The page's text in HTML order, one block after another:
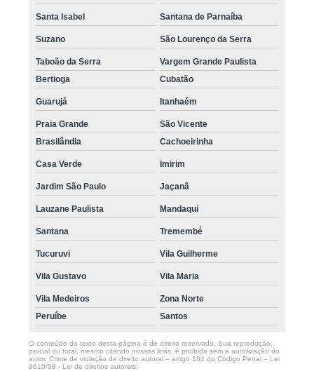
Santa Isabel Santana de Parnaíba
Suzano São Lourenço da Serra
Taboão da Serra
Vargem Grande Paulista
Bertioga
Cubatão
Guarujá Itanhaém
Praia Grande
São Vicente
Brasilândia
Cachoeirinha
Casa Verde Imirim
Jardim São Paulo Jaçanã
Lauzane Paulista Mandaqui
Santana Tremembé
Tucuruvi Vila Guilherme
Vila Gustavo Vila Maria
Vila Medeiros
Zona Norte
Peruíbe
Santos
O conteúdo do texto desta página é de direito reservado. Sua reprodução,
parcial ou total, mesmo citando nossos links, é proibida sem a autorização do
autor. Crime de violação de direito autoral – artigo 184 do Código Penal – Lei
9610/98 - Lei de direitos autorais